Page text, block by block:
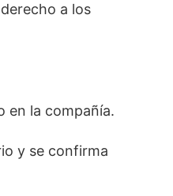
a los
en la compañía.
y se confirma